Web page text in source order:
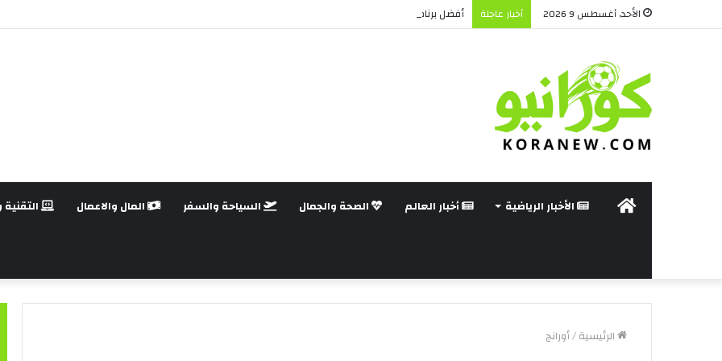
الأحد, أغسطس 9 2026 أخبار عاجلة أفضل برنامج حماية للكمبيوتر: أهم النصائح قبل الشراء
الرئيسة الأخبار الرياضية أخبار العالم الصحة والجمال السياحة والسفر المال والاعمال التقنية
الرئيسية/أورانج